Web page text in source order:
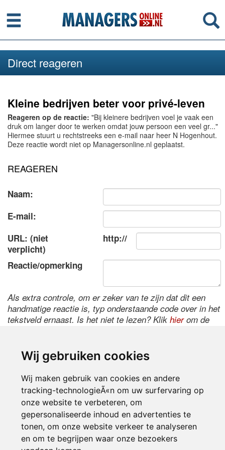
Wij gebruiken cookies
Wij maken gebruik van cookies en andere
tracking-technologieÃ«n om uw surfervaring op
onze website te verbeteren, om
gepersonaliseerde inhoud en advertenties te
tonen, om onze website verkeer te analyseren
en om te begrijpen waar onze bezoekers
Menu
Direct reageren
Kleine bedrijven beter voor privé-leven
Reageren op de reactie: "Bij kleinere bedrijven voel je vaak een
druk om langer door te werken omdat jouw persoon een veel gr..."
Hiermee stuurt u rechtstreeks een e-mail naar heer N Hogenhout.
Deze reactie wordt niet op Managersonline.nl geplaatst.
REAGEREN
Naam:
E-mail:
URL: (niet
verplicht)
http://
Reactie/opmerking
Als extra controle, om er zeker van te zijn dat dit een
handmatige reactie is, typ onderstaande code over in het
tekstveld ernaast. Is het niet te lezen? Klik hierom de
Inloggen